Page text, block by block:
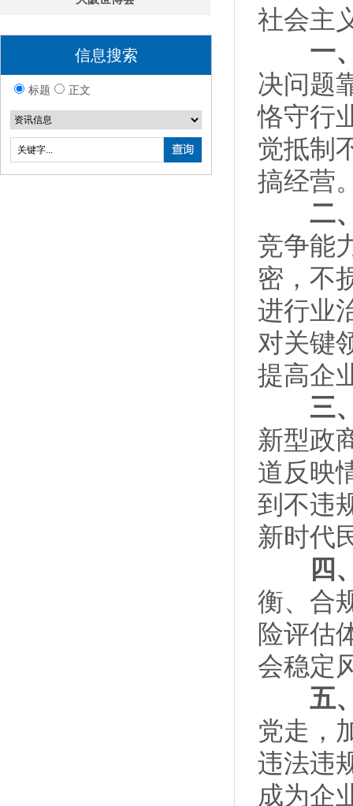
信息搜索
标题 正文
社会主
一、
决问题
恪守行
觉抵制
搞经营
二、
竞争能
密，不
进行业
对关键
提高企
三、
新型政
道反映
到不违
新时代
四、
衡、合
险评估
会稳定
五、
党走，
违法违
成为企